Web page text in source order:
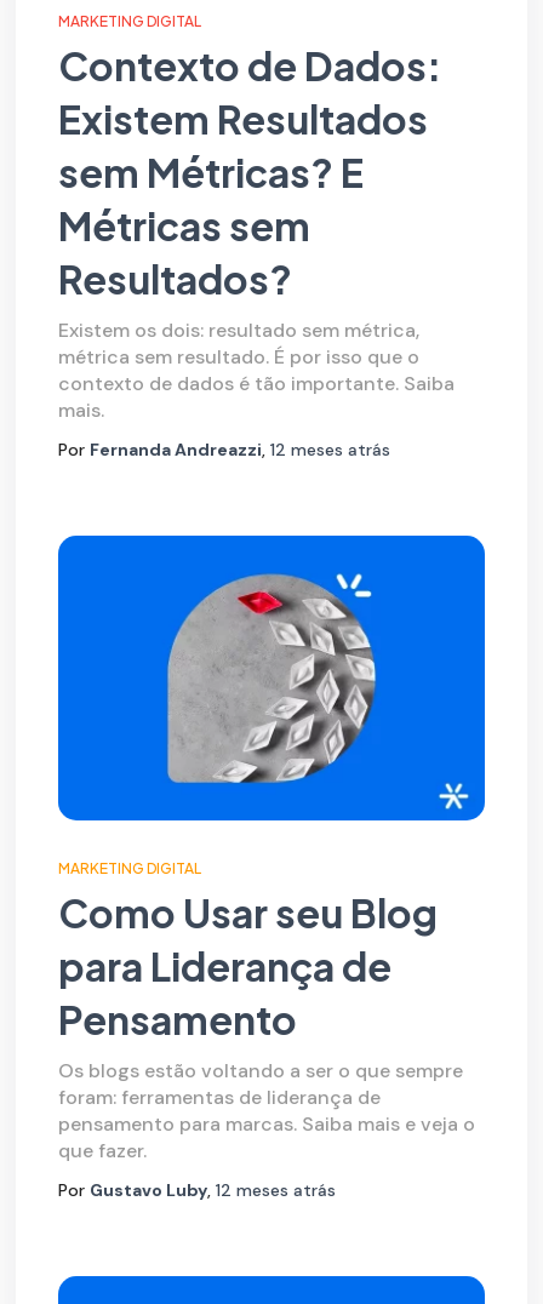
MARKETING DIGITAL
Contexto de Dados:
Existem Resultados
sem Métricas? E
Métricas sem
Resultados?
Existem os dois: resultado sem métrica,
métrica sem resultado. É por isso que o
contexto de dados é tão importante. Saiba
mais.
Por Fernanda Andreazzi, 12 meses atrás
MARKETING DIGITAL
Como Usar seu Blog
para Liderança de
Pensamento
Os blogs estão voltando a ser o que sempre
foram: ferramentas de liderança de
pensamento para marcas. Saiba mais e veja o
que fazer.
Por Gustavo Luby 12 meses atrás